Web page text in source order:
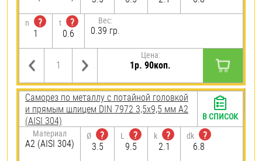
n
?
1
t
?
0.6
Вес:
0.39 гр.
Цена:
1р. 90коп.
Саморез по металлу с потайной головкой
и прямым шлицем DIN 7972 3,5х9,5 мм А2
(AISI 304)
Материал
А2 (AISI 304)
Ø
?
3.5
L
?
9.5
k
?
2.1
dk
?
6.8
В СПИСОК